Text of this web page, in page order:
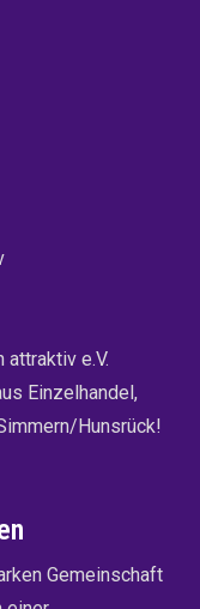
e.V.
Einzelhandel,
Hunsrück!
Gemeinschaft